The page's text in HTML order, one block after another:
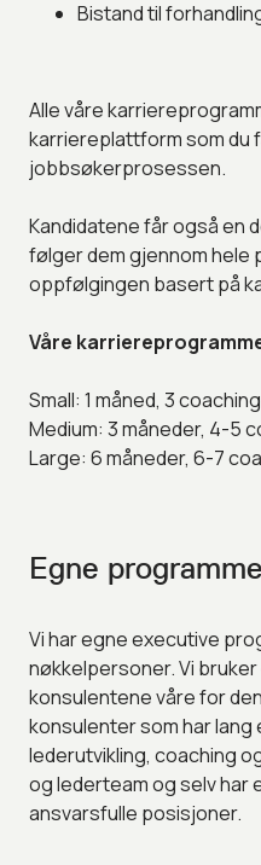
Bistand til
Alle våre
karriereplattform som du
jobbsøkerprosessen.
Kandidatene får også en
følger dem gjennom hele
oppfølgingen basert på
Våre
Small: 1 måned, 3
Medium: 3 måneder, 4-5
Large: 6 måneder, 6-7
Egne
Vi har egne executive
nøkkelpersoner. Vi
konsulentene våre for
konsulenter som har lang
lederutvikling, coaching
og lederteam og selv har
ansvarsfulle posisjoner.